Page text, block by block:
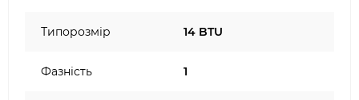
Типорозмір 14 BTU
Фазність 1